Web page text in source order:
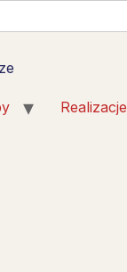
Realizacje